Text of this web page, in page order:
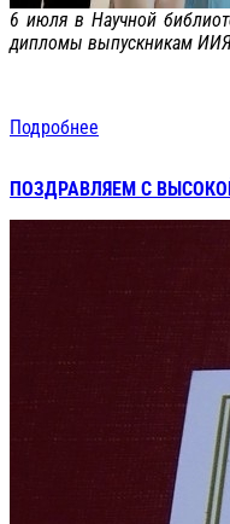
6 июля в Научной
дипломы выпускникам
Подробнее
ПОЗДРАВЛЯЕМ С